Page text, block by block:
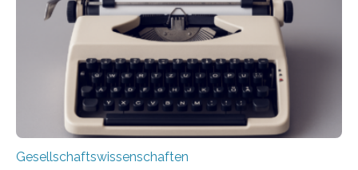
wirklich über Schwangerschaftsabbrüche denken und
wie sich ihre Haltung je nach Konfession, Region und
Bildung unterscheidet. Darüber sprechen Veronika
Eufinger und Dr. Kristin Torka…
Gesellschaftswissenschaften